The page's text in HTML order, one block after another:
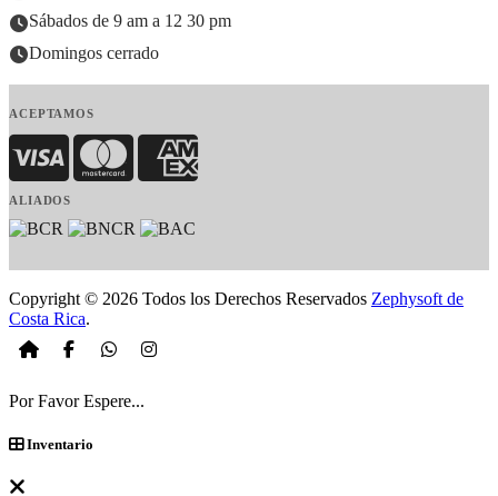
Sábados de 9 am a 12 30 pm
Domingos cerrado
ACEPTAMOS
Visa MasterCardAmerican Express
ALIADOS
Copyright © 2026 Todos los Derechos Reservados Zephysoft de
Costa Rica.
Por Favor Espere...
Inventario